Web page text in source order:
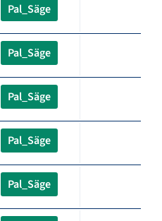
Pal_Säge
Pal_Säge
Pal_Säge
Pal_Säge
Pal_Säge